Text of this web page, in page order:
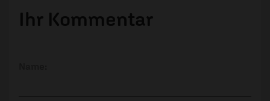
Ihr Kommentar